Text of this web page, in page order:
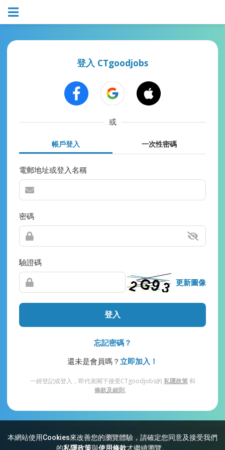
本網站使用Cookies來改善您的瀏覽體驗，請確定您同意及接受我們
的私隱政策與使用條款才繼續瀏覽。
登入 CTgoodjobs
或
帳戶登入 一次性密碼
電郵地址或登入名稱
密碼
驗證碼
更新圖像
登入
忘記密碼？
還未是會員嗎？ 立即加入！
一經登記或登入，即代表閣下接受CTgoodjobs的 私隱政策和
條款及細則。
網站索引 常見問題 私隱 條款及細則